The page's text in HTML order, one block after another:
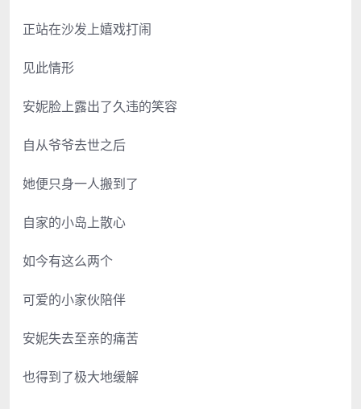
正站在沙发上嬉戏打闹
见此情形
安妮脸上露出了久违的笑容
自从爷爷去世之后
她便只身一人搬到了
自家的小岛上散心
如今有这么两个
可爱的小家伙陪伴
安妮失去至亲的痛苦
也得到了极大地缓解